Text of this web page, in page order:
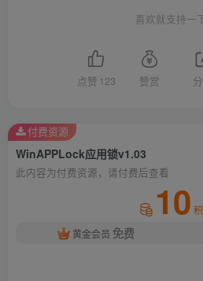
喜欢就支持一
点赞 123 赞赏
WinAPPLock应用锁v1.03
此内容为付费资源，请付费后查看
10
黄金会员 免费
付费资源